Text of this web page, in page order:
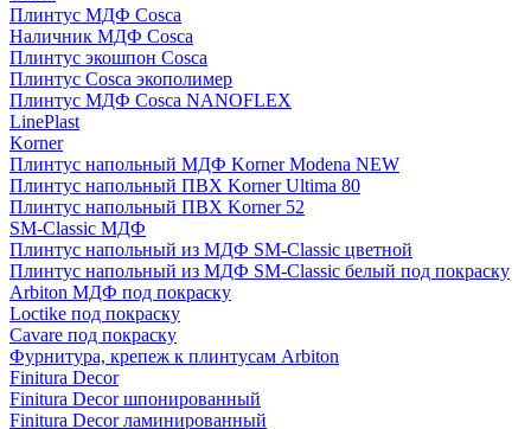
Плинтус МДФ Cosca
Наличник МДФ Cosca
Плинтус экошпон Cosca
Плинтус Cosca экополимер
Плинтус МДФ Cosca NANOFLEX
LinePlast
Korner
Плинтус напольный МДФ Korner Modena NEW
Плинтус напольный ПВХ Korner Ultima 80
Плинтус напольный ПВХ Korner 52
SM-Classic МДФ
Плинтус напольный из МДФ SM-Classic цветной
Плинтус напольный из МДФ SM-Classic белый под покраску
Arbiton МДФ под покраску
Loctike под покраску
Cavare под покраску
Фурнитура, крепеж к плинтусам Arbiton
Finitura Decor
Finitura Decor шпонированный
Finitura Decor ламинированный